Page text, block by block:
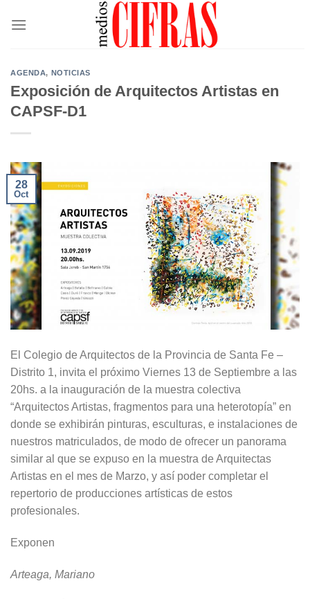
AGENDA, NOTICIAS
Exposición de Arquitectos Artistas en
CAPSF-D1
28
Oct
El Colegio de Arquitectos de la Provincia de Santa Fe –
Distrito 1, invita el próximo Viernes 13 de Septiembre a las
20hs. a la inauguración de la muestra colectiva
“Arquitectos Artistas, fragmentos para una heterotopía” en
donde se exhibirán pinturas, esculturas, e instalaciones de
nuestros matriculados, de modo de ofrecer un panorama
similar al que se expuso en la muestra de Arquitectas
Artistas en el mes de Marzo, y así poder completar el
repertorio de producciones artísticas de estos
profesionales.
Exponen
Arteaga, Mariano